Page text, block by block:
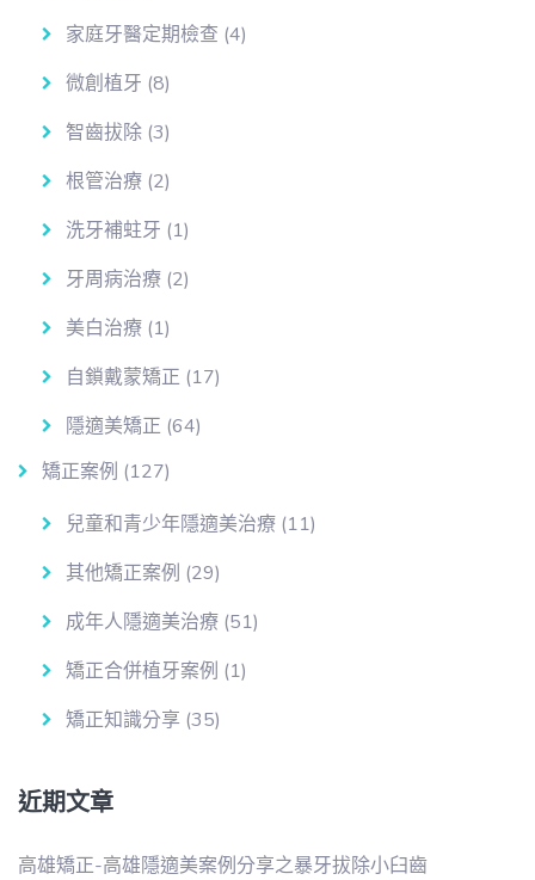
家庭牙醫定期檢查 (4)
微創植牙 (8)
智齒拔除 (3)
根管治療 (2)
洗牙補蛀牙 (1)
牙周病治療 (2)
美白治療 (1)
自鎖戴蒙矯正 (17)
隱適美矯正 (64)
矯正案例 (127)
兒童和青少年隱適美治療 (11)
其他矯正案例 (29)
成年人隱適美治療 (51)
矯正合併植牙案例 (1)
矯正知識分享 (35)
近期文章
高雄矯正-高雄隱適美案例分享之暴牙拔除小臼齒